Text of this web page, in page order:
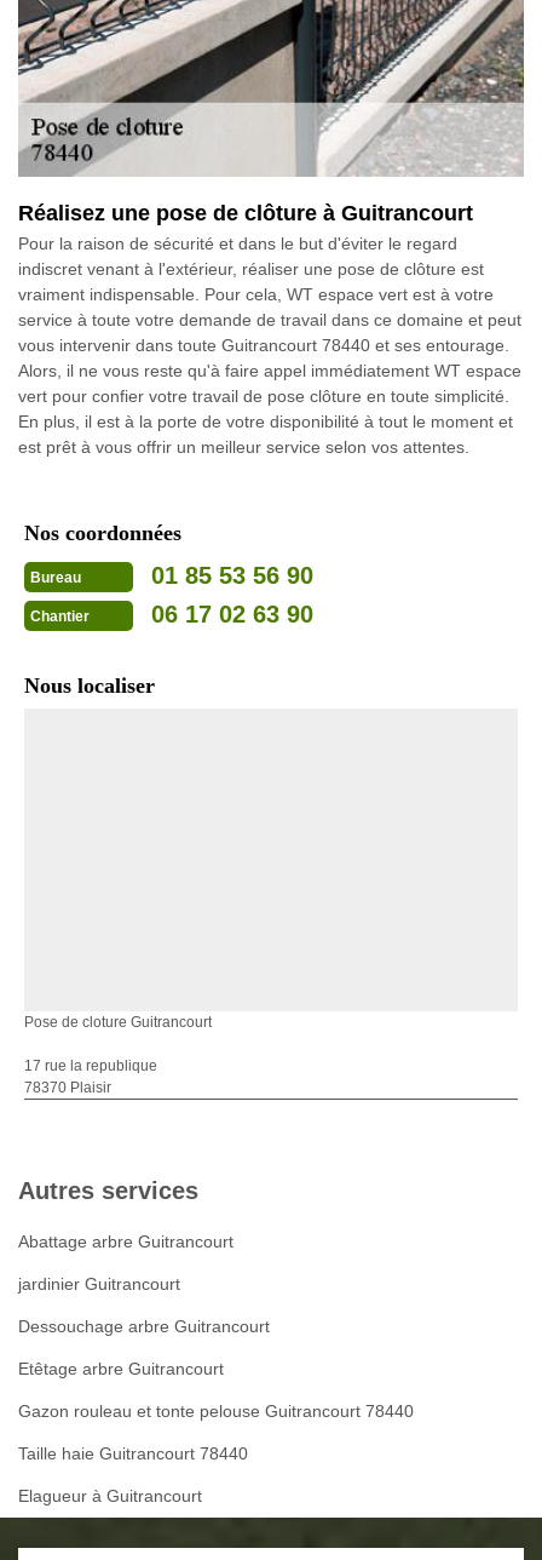
Réalisez une pose de clôture à Guitrancourt
Pour la raison de sécurité et dans le but d'éviter le regard
indiscret venant à l'extérieur, réaliser une pose de clôture est
vraiment indispensable. Pour cela, WT espace vert est à votre
service à toute votre demande de travail dans ce domaine et peut
vous intervenir dans toute Guitrancourt 78440 et ses entourage.
Alors, il ne vous reste qu'à faire appel immédiatement WT espace
vert pour confier votre travail de pose clôture en toute simplicité.
En plus, il est à la porte de votre disponibilité à tout le moment et
est prêt à vous offrir un meilleur service selon vos attentes.
Nos coordonnées
Bureau 01 85 53 56 90
Chantier 06 17 02 63 90
Nous localiser
Pose de cloture Guitrancourt
17 rue la republique
78370 Plaisir
Autres services
Abattage arbre Guitrancourt
jardinier Guitrancourt
Dessouchage arbre Guitrancourt
Etêtage arbre Guitrancourt
Gazon rouleau et tonte pelouse Guitrancourt 78440
Taille haie Guitrancourt 78440
Elagueur à Guitrancourt